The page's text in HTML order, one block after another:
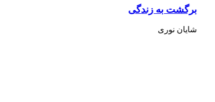
برگشت به زندگی
شایان نوری